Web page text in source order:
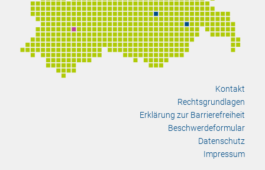
Kontakt
Rechtsgrundlagen
Erklärung zur Barrierefreiheit
Beschwerdeformular
Datenschutz
Impressum